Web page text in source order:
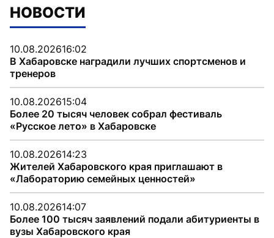
НОВОСТИ
10.08.202616:02
В Хабаровске наградили лучших спортсменов и
тренеров
10.08.202615:04
Более 20 тысяч человек собрал фестиваль
«Русское лето» в Хабаровске
10.08.202614:23
Жителей Хабаровского края приглашают в
«Лабораторию семейных ценностей»
10.08.202614:07
Более 100 тысяч заявлений подали абитуриенты в
вузы Хабаровского края